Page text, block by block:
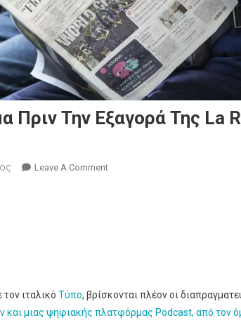
Πριν Την Εξαγορά Της La
Leave A CommentOn
Της
La
ιταλικό Τύπο, βρίσκονται πλέον οι
μιας ψηφιακής πλατφόρμας Podcast, από τον